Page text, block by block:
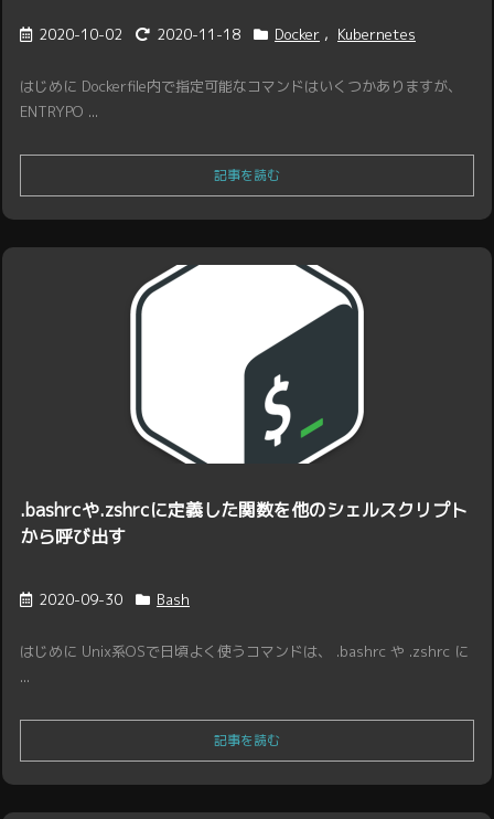
2020-10-02 2020-11-18 Docker , Kubernetes
はじめに Dockerfile内で指定可能なコマンドはいくつかありますが、
ENTRYPO ...
記事を読む
.bashrcや.zshrcに定義した関数を他のシェルスクリプト
から呼び出す
2020-09-30 Bash
はじめに Unix系OSで日頃よく使うコマンドは、 .bashrc や .zshrc に
...
記事を読む